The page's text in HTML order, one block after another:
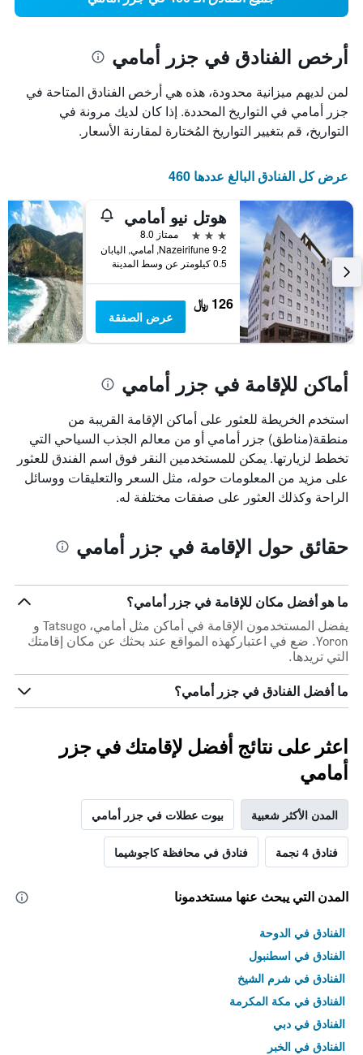
أرخص الفنادق في جزر أمامي
لمن لديهم ميزانية محدودة، هذه هي أرخص الفنادق المتاحة في
جزر أمامي في التواريخ المحددة. إذا كان لديك مرونة في
التواريخ، قم بتغيير التواريخ المُختارة لمقارنة الأسعار.
عرض كل الفنادق البالغ عددها 460
هوتل نيو أمامي
3 نجوم
ممتاز 8.0
Nazeirifune 9-2, أمامي, اليابان
0.5 كيلومتر عن وسط المدينة
126 ﷼
عرض الصفقة
أماكن للإقامة في جزر أمامي
استخدم الخريطة للعثور على أماكن الإقامة القريبة من
منطقة(مناطق) جزر أمامي أو من معالم الجذب السياحي التي
تخطط لزيارتها. يمكن للمستخدمين النقر فوق اسم الفندق للعثور
على مزيد من المعلومات حوله، مثل السعر والتعليقات ووسائل
الراحة وكذلك العثور على صفقات مختلفة له.
حقائق حول الإقامة في جزر أمامي
ما هو أفضل مكان للإقامة في جزر أمامي؟
يفضل المستخدمون الإقامة في أماكن مثل أمامي، Tatsugo و
Yoron. ضع في اعتباركهذه المواقع عند بحثك عن مكان إقامتك
التي تريدها.
ما أفضل الفنادق في جزر أمامي؟
اعثر على نتائج أفضل لإقامتك في جزر
أمامي
المدن الأكثر شعبية بيوت عطلات في جزر أمامي
فنادق 4 نجمة فنادق في محافظة كاجوشيما
المدن التي يبحث عنها مستخدمونا
الفنادق في الدوحة
الفنادق في اسطنبول
الفنادق في شرم الشيخ
الفنادق في مكة المكرمة
الفنادق في دبي
الفنادق في الخبر